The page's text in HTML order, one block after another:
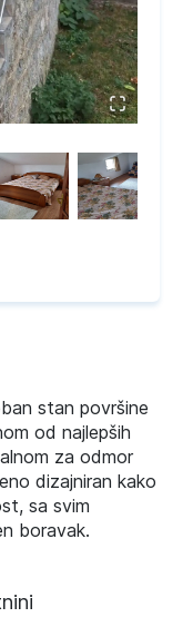
stan površine
od najlepših
za odmor
dizajniran kako
sa svim
boravak.